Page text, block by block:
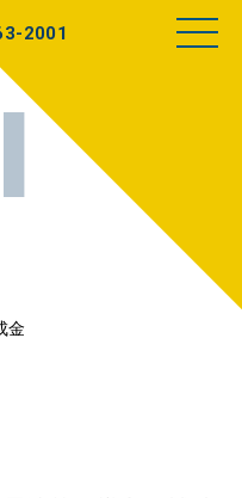
2001
金